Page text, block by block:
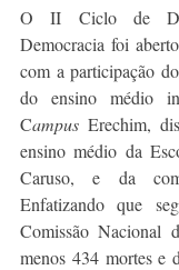
O II Ciclo de
Democracia foi
com a participação
do ensino médio
Campus Erechim,
ensino médio da
Caruso, e da
Enfatizando que
Comissão Nacional
menos 434 mortes e